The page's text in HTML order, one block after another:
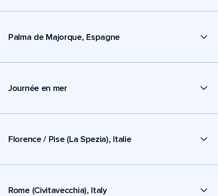
Palma de Majorque, Espagne
Journée en mer
Florence / Pise (La Spezia), Italie
Rome (Civitavecchia), Italy